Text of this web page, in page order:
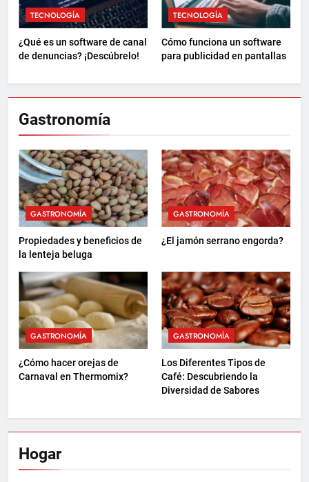
TECNOLOGÍA
¿Qué es un software de canal
de denuncias? ¡Descúbrelo!
TECNOLOGÍA
Cómo funciona un software
para publicidad en pantallas
Gastronomía
GASTRONOMÍA
Propiedades y beneficios de
la lenteja beluga
GASTRONOMÍA
¿El jamón serrano engorda?
GASTRONOMÍA
¿Cómo hacer orejas de
Carnaval en Thermomix?
GASTRONOMÍA
Los Diferentes Tipos de
Café: Descubriendo la
Diversidad de Sabores
Hogar